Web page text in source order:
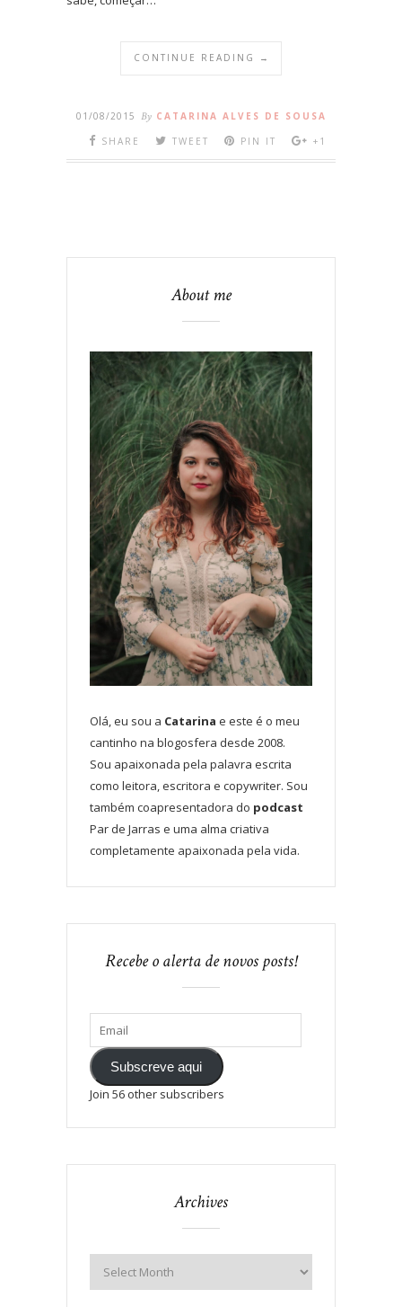
CONTINUE READING →
01/08/2015 By CATARINA ALVES DE SOUSA
SHARE
TWEET PIN IT +1
About me
Olá, eu sou a Catarina e este é o meu
cantinho na blogosfera desde 2008.
Sou apaixonada pela palavra escrita
como leitora, escritora e copywriter. Sou
também coapresentadora do podcast
Par de Jarras e uma alma criativa
completamente apaixonada pela vida.
Recebe o alerta de novos posts!
Subscreve aqui
Join 56 other subscribers
Archives